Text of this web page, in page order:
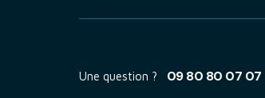
Une question ? 09 80 80 07 07